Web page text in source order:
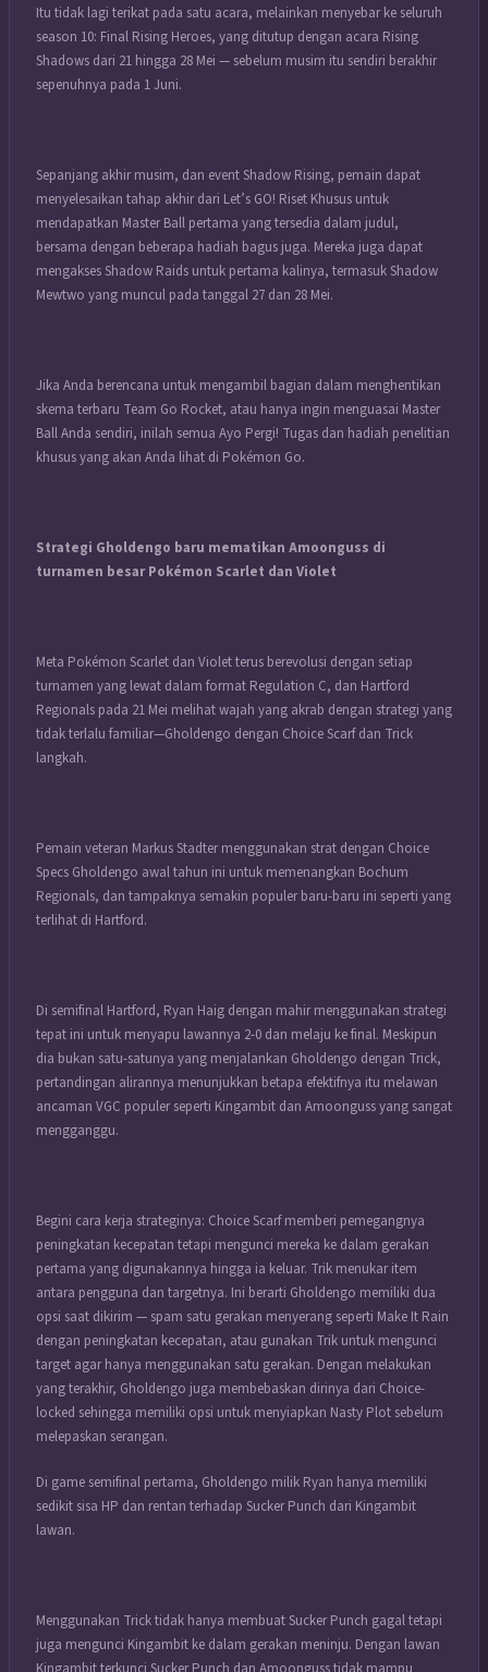
Itu tidak lagi terikat pada satu acara, melainkan menyebar ke seluruh
season 10: Final Rising Heroes, yang ditutup dengan acara Rising
Shadows dari 21 hingga 28 Mei — sebelum musim itu sendiri berakhir
sepenuhnya pada 1 Juni.
Sepanjang akhir musim, dan event Shadow Rising, pemain dapat
menyelesaikan tahap akhir dari Let’s GO! Riset Khusus untuk
mendapatkan Master Ball pertama yang tersedia dalam judul,
bersama dengan beberapa hadiah bagus juga. Mereka juga dapat
mengakses Shadow Raids untuk pertama kalinya, termasuk Shadow
Mewtwo yang muncul pada tanggal 27 dan 28 Mei.
Jika Anda berencana untuk mengambil bagian dalam menghentikan
skema terbaru Team Go Rocket, atau hanya ingin menguasai Master
Ball Anda sendiri, inilah semua Ayo Pergi! Tugas dan hadiah penelitian
khusus yang akan Anda lihat di Pokémon Go.
Strategi Gholdengo baru mematikan Amoonguss di
turnamen besar Pokémon Scarlet dan Violet
Meta Pokémon Scarlet dan Violet terus berevolusi dengan setiap
turnamen yang lewat dalam format Regulation C, dan Hartford
Regionals pada 21 Mei melihat wajah yang akrab dengan strategi yang
tidak terlalu familiar—Gholdengo dengan Choice Scarf dan Trick
langkah.
Pemain veteran Markus Stadter menggunakan strat dengan Choice
Specs Gholdengo awal tahun ini untuk memenangkan Bochum
Regionals, dan tampaknya semakin populer baru-baru ini seperti yang
terlihat di Hartford.
Di semifinal Hartford, Ryan Haig dengan mahir menggunakan strategi
tepat ini untuk menyapu lawannya 2-0 dan melaju ke final. Meskipun
dia bukan satu-satunya yang menjalankan Gholdengo dengan Trick,
pertandingan alirannya menunjukkan betapa efektifnya itu melawan
ancaman VGC populer seperti Kingambit dan Amoonguss yang sangat
mengganggu.
Begini cara kerja strateginya: Choice Scarf memberi pemegangnya
peningkatan kecepatan tetapi mengunci mereka ke dalam gerakan
pertama yang digunakannya hingga ia keluar. Trik menukar item
antara pengguna dan targetnya. Ini berarti Gholdengo memiliki dua
opsi saat dikirim — spam satu gerakan menyerang seperti Make It Rain
dengan peningkatan kecepatan, atau gunakan Trik untuk mengunci
target agar hanya menggunakan satu gerakan. Dengan melakukan
yang terakhir, Gholdengo juga membebaskan dirinya dari Choice-
locked sehingga memiliki opsi untuk menyiapkan Nasty Plot sebelum
melepaskan serangan.
Di game semifinal pertama, Gholdengo milik Ryan hanya memiliki
sedikit sisa HP dan rentan terhadap Sucker Punch dari Kingambit
lawan.
Menggunakan Trick tidak hanya membuat Sucker Punch gagal tetapi
juga mengunci Kingambit ke dalam gerakan meninju. Dengan lawan